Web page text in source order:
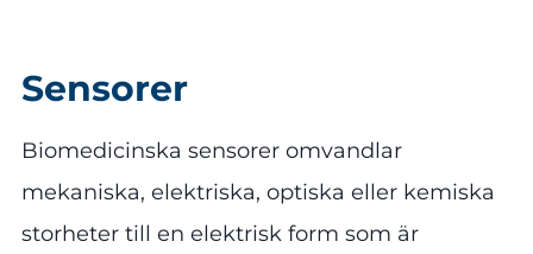
Sensorer
Biomedicinska sensorer omvandlar
mekaniska, elektriska, optiska eller kemiska
storheter till en elektrisk form som är